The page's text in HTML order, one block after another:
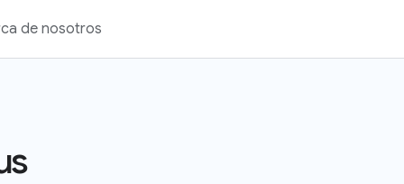
de nosotros